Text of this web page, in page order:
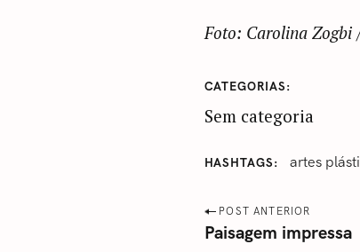
Foto: Carolina Zogbi
CATEGORIAS
Sem categoria
HASHTAGS artes
P
o
POST ANTERIOR
Paisagem impressa